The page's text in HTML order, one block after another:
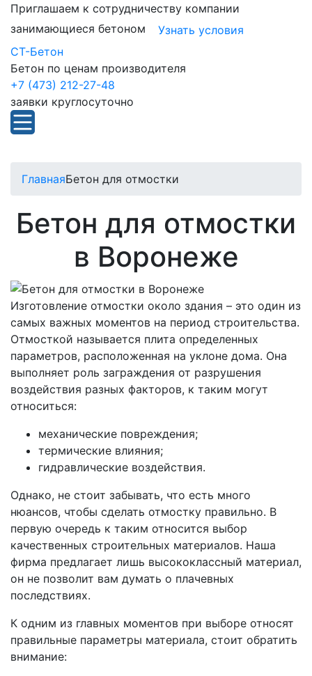
Приглашаем к сотрудничеству компании
занимающиеся бетоном
Узнать условия
СТ-Бетон
Бетон по ценам производителя
+7 (473) 212-27-48
заявки круглосуточно
ГлавнаяБетон для отмостки
Бетон для отмостки
в Воронеже
Изготовление отмостки около здания – это один из
самых важных моментов на период строительства.
Отмосткой называется плита определенных
параметров, расположенная на уклоне дома. Она
выполняет роль заграждения от разрушения
воздействия разных факторов, к таким могут
относиться:
механические повреждения;
термические влияния;
гидравлические воздействия.
Однако, не стоит забывать, что есть много
нюансов, чтобы сделать отмостку правильно. В
первую очередь к таким относится выбор
качественных строительных материалов. Наша
фирма предлагает лишь высококлассный материал,
он не позволит вам думать о плачевных
последствиях.
К одним из главных моментов при выборе относят
правильные параметры материала, стоит обратить
внимание: